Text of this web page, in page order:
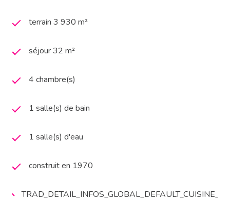
terrain 3 930 m²
séjour 32 m²
4 chambre(s)
1 salle(s) de bain
1 salle(s) d'eau
construit en 1970